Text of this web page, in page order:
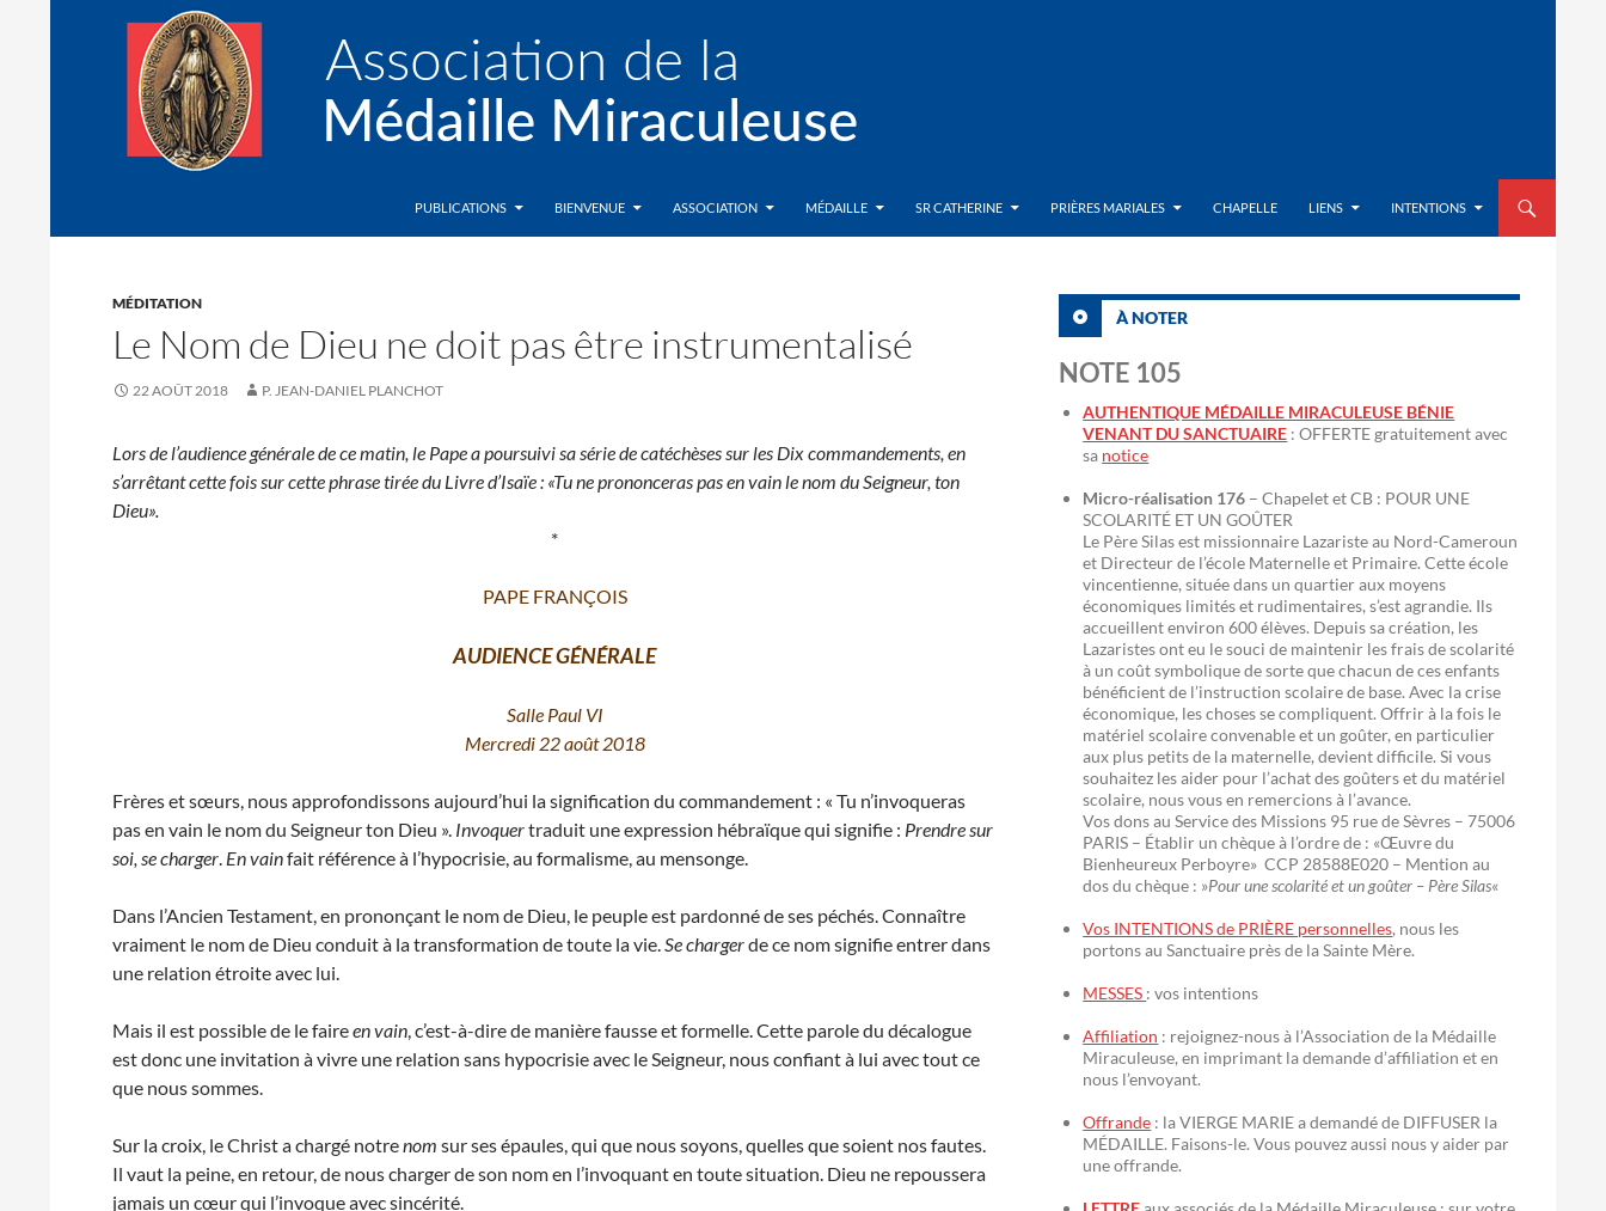
Association de la Médaille MiraculeusePUBLICATIONS
BIENVENUE ASSOCIATION MÉDAILLE SR CATHERINE PRIÈRES MARIALES CHAPELLE LIENS INTENTIONS
MÉDITATION
Le Nom de Dieu ne doit pas être instrumentalisé
22 AOÛT 2018 P. JEAN-DANIEL PLANCHOT
Lors de l’audience générale de ce matin, le Pape a poursuivi sa série de catéchèses sur les Dix commandements, en
s’arrêtant cette fois sur cette phrase tirée du Livre d’Isaïe : «Tu ne prononceras pas en vain le nom du Seigneur, ton
Dieu».
*
PAPE FRANÇOIS
AUDIENCE GÉNÉRALE
Salle Paul VI
Mercredi 22 août 2018
Frères et sœurs, nous approfondissons aujourd’hui la signification du commandement : « Tu n’invoqueras
pas en vain le nom du Seigneur ton Dieu ». Invoquertraduit une expression hébraïque qui signifie : Prendre sur
soi, se charger. En vainfait référence à l’hypocrisie, au formalisme, au mensonge.
Dans l’Ancien Testament, en prononçant le nom de Dieu, le peuple est pardonné de ses péchés. Connaître
vraiment le nom de Dieu conduit à la transformation de toute la vie.Se chargerde ce nom signifie entrer dans
une relation étroite avec lui.
Mais il est possible de le faireen vain, c’est-à-dire de manière fausse et formelle. Cette parole du décalogue
est donc une invitation à vivre une relation sans hypocrisie avec le Seigneur, nous confiant à lui avec tout ce
que nous sommes.
Sur la croix, le Christ a chargé notrenom sur ses épaules, qui que nous soyons, quelles que soient nos fautes.
Il vaut la peine, en retour, de nous charger de son nom en l’invoquant en toute situation. Dieu ne repoussera
jamais un cœur qui l’invoque avec sincérité.
À NOTER
NOTE 105
AUTHENTIQUE MÉDAILLE MIRACULEUSE BÉNIE
VENANT DU SANCTUAIRE : OFFERTE gratuitement avec
sa notice
Micro-réalisation 176 – Chapelet et CB : POUR UNE
SCOLARITÉ ET UN GOÛTER
Le Père Silas est missionnaire Lazariste au Nord-Cameroun
et Directeur de l’école Maternelle et Primaire. Cette école
vincentienne, située dans un quartier aux moyens
économiques limités et rudimentaires, s’est agrandie. Ils
accueillent environ 600 élèves. Depuis sa création, les
Lazaristes ont eu le souci de maintenir les frais de scolarité
à un coût symbolique de sorte que chacun de ces enfants
bénéficient de l’instruction scolaire de base. Avec la crise
économique, les choses se compliquent. Offrir à la fois le
matériel scolaire convenable et un goûter, en particulier
aux plus petits de la maternelle, devient difficile. Si vous
souhaitez les aider pour l’achat des goûters et du matériel
scolaire, nous vous en remercions à l’avance.
Vos dons au Service des Missions 95 rue de Sèvres – 75006
PARIS – Établir un chèque à l’ordre de : «Œuvre du
Bienheureux Perboyre» CCP 28588E020 – Mention au
dos du chèque : »Pour une scolarité et un goûter – Père Silas«
Vos INTENTIONS de PRIÈRE personnelles, nous les
portons au Sanctuaire près de la Sainte Mère.
MESSES : vos intentions
Affiliation : rejoignez-nous à l’Association de la Médaille
Miraculeuse, en imprimant la demande d’affiliation et en
nous l’envoyant.
Offrande : la VIERGE MARIE a demandé de DIFFUSER la
MÉDAILLE. Faisons-le. Vous pouvez aussi nous y aider par
une offrande.